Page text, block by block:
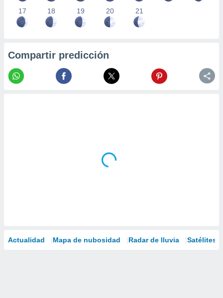
17 18 19 20 21
Compartir predicción
Actualidad Mapa de nubosidad Radar de lluvia Satélites